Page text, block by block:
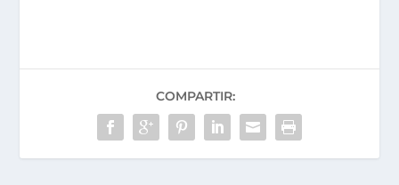
COMPARTIR: